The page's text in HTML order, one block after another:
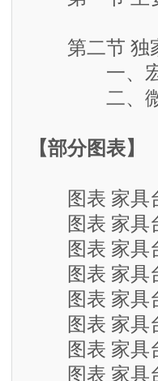
第二节 独
一、宏观
二、微观
【部分图表】
图表 家具台
图表 家具台
图表 家具台
图表 家具台
图表 家具台
图表 家具台
图表 家具台
图表 家具台